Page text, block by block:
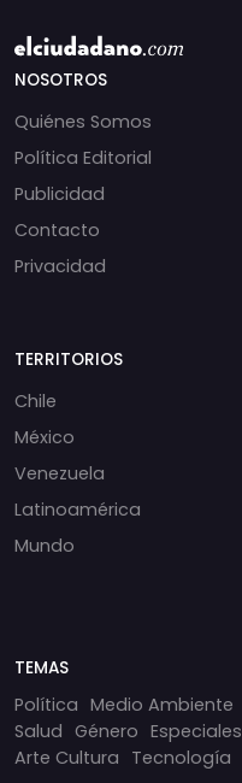
NOSOTROS
Quiénes Somos
Política Editorial
Publicidad
Contacto
Privacidad
TERRITORIOS
Chile
México
Venezuela
Latinoamérica
Mundo
TEMAS
Política Medio Ambiente
Salud Género Especiales
Arte Cultura Tecnología